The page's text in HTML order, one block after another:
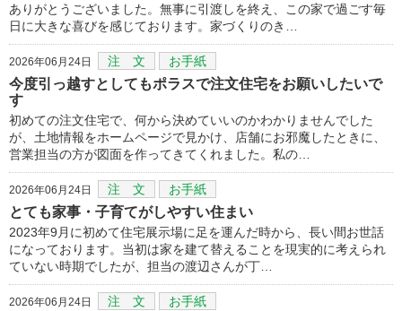
ありがとうございました。無事に引渡しを終え、この家で過ごす毎
日に大きな喜びを感じております。家づくりのき…
2026年06月24日 注 文 お手紙
今度引っ越すとしてもポラスで注文住宅をお願いしたいで
す
初めての注文住宅で、何から決めていいのかわかりませんでした
が、土地情報をホームページで見かけ、店舗にお邪魔したときに、
営業担当の方が図面を作ってきてくれました。私の…
2026年06月24日 注 文 お手紙
とても家事・子育てがしやすい住まい
2023年9月に初めて住宅展示場に足を運んだ時から、長い間お世話
になっております。当初は家を建て替えることを現実的に考えられ
ていない時期でしたが、担当の渡辺さんが丁…
2026年06月24日 注 文 お手紙